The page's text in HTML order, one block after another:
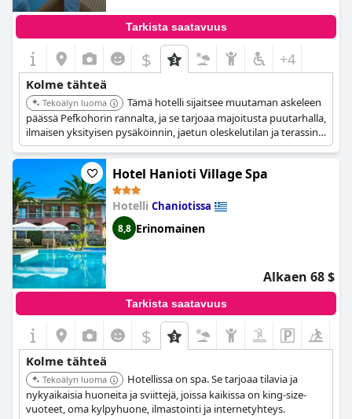
Tarkista saatavuus
$ +4
Kolme tähteä
Tekoälyn luoma
Tämä hotelli sijaitsee muutaman askeleen
päässä Pefkohorin rannalta, ja se tarjoaa majoitusta puutarhalla,
ilmaisen yksityisen pysäköinnin, jaetun oleskelutilan ja terassin.
Siellä on grillausmahdollisuus, ja jokaisessa huoneessa on
parveke. Hotelli on siisti ja näyttää upouudelta.
Hotel Hanioti Village Spa
Hotelli Chaniotissa
8,8 Erinomainen
Alkaen 68 $
Tarkista saatavuus
$
Kolme tähteä
Tekoälyn luoma
Hotellissa on spa. Se tarjoaa tilavia ja
nykyaikaisia huoneita ja sviittejä, joissa kaikissa on king-size-
vuoteet, oma kylpyhuone, ilmastointi ja internetyhteys.